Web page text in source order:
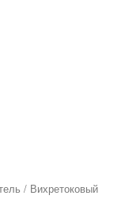
/ Вихретоковый